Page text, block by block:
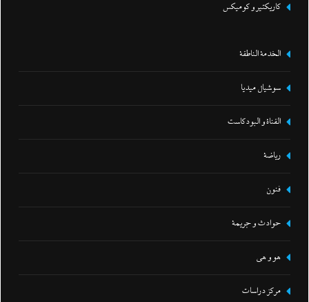
كاريكتير و كوميكس
الخدمة الناطقة
سوشيال ميديا
القناة و البودكاست
رياضة
فنون
حوادث و جريمة
هو و هي
مركز دراسات